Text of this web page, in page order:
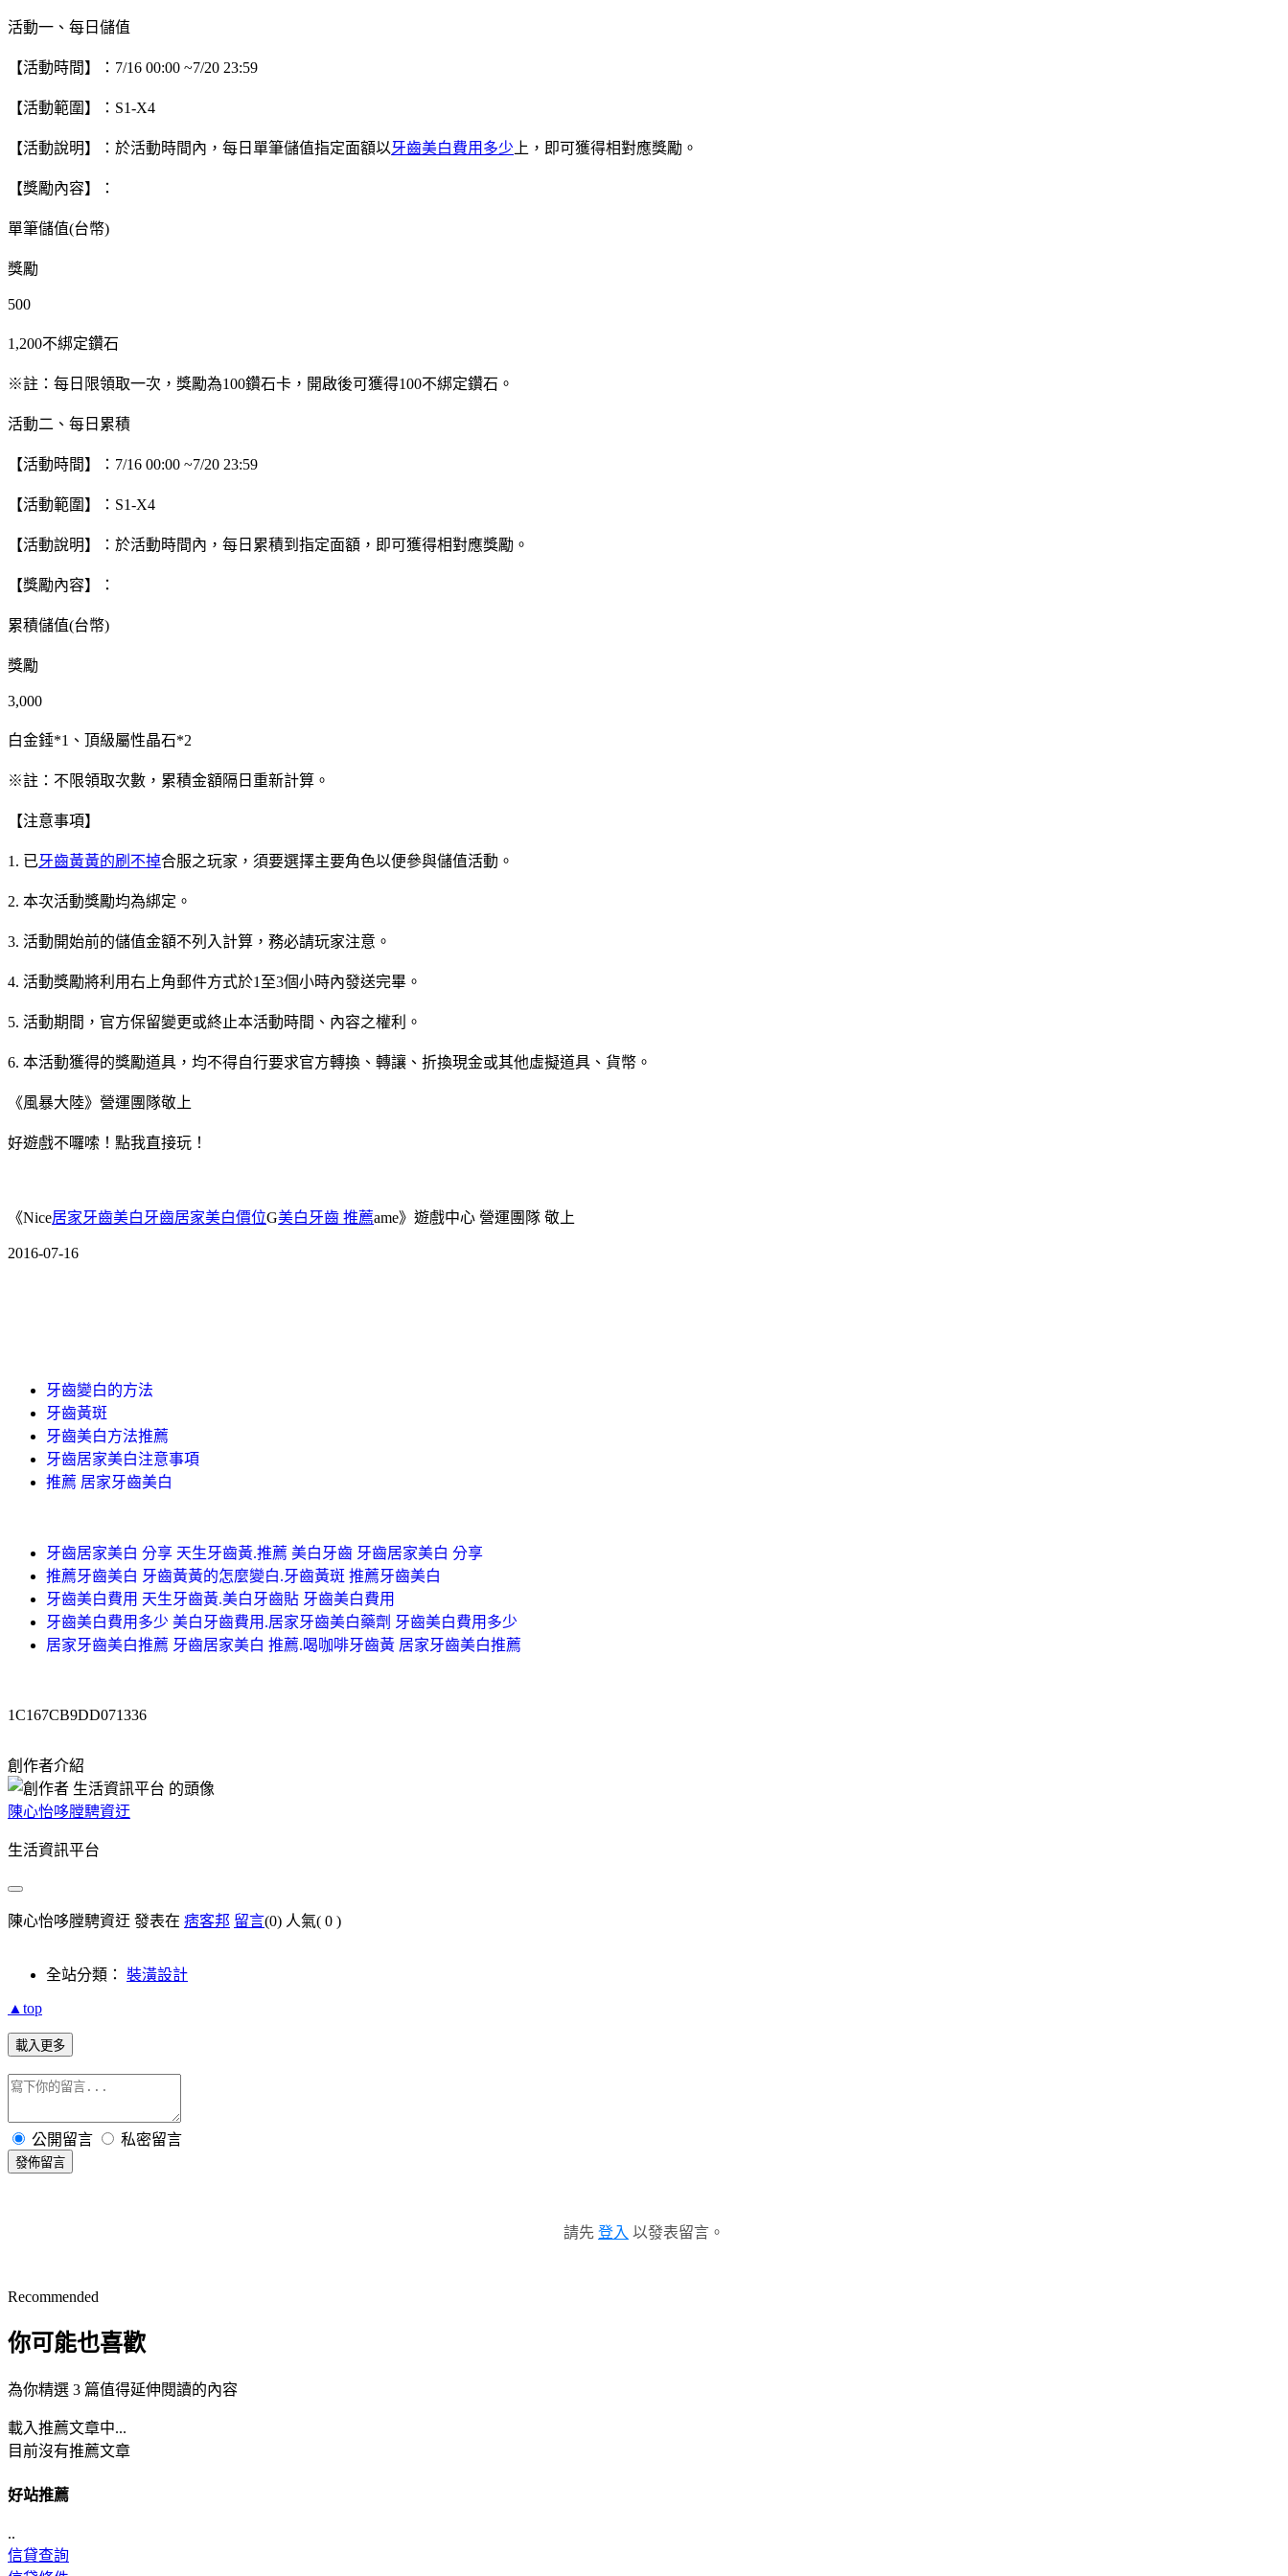
活動一、每日儲值
【活動時間】：7/16 00:00 ~7/20 23:59
【活動範圍】：S1-X4
【活動說明】：於活動時間內，每日單筆儲值指定面額以牙齒美白費用多少 上，即可獲得相對應獎勵。
【獎勵內容】：
單筆儲值(台幣)
獎勵
500
1,200不綁定鑽石
※註：每日限領取一次，獎勵為100鑽石卡，開啟後可獲得100不綁定鑽石。
活動二、每日累積
【活動時間】：7/16 00:00 ~7/20 23:59
【活動範圍】：S1-X4
【活動說明】：於活動時間內，每日累積到指定面額，即可獲得相對應獎勵。
【獎勵內容】：
累積儲值(台幣)
獎勵
3,000
白金錘*1、頂級屬性晶石*2
※註：不限領取次數，累積金額隔日重新計算。
【注意事項】
1. 已牙齒黃黃的刷不掉合服之玩家，須要選擇主要角色以便參與儲值活動。
2. 本次活動獎勵均為綁定。
3. 活動開始前的儲值金額不列入計算，務必請玩家注意。
4. 活動獎勵將利用右上角郵件方式於1至3個小時內發送完畢。
5. 活動期間，官方保留變更或終止本活動時間、內容之權利。
6. 本活動獲得的獎勵道具，均不得自行要求官方轉換、轉讓、折換現金或其他虛擬道具、貨幣。
《風暴大陸》營運團隊敬上
好遊戲不囉嗦！點我直接玩！
《Nice居家牙齒美白 牙齒居家美白價位G美白牙齒 推薦ame》遊戲中心 營運團隊 敬上
2016-07-16
牙齒變白的方法
牙齒黃斑
牙齒美白方法推薦
牙齒居家美白注意事項
推薦 居家牙齒美白
牙齒居家美白 分享 天生牙齒黃.推薦 美白牙齒 牙齒居家美白 分享
推薦牙齒美白 牙齒黃黃的怎麼變白.牙齒黃斑 推薦牙齒美白
牙齒美白費用 天生牙齒黃.美白牙齒貼 牙齒美白費用
牙齒美白費用多少 美白牙齒費用.居家牙齒美白藥劑 牙齒美白費用多少
居家牙齒美白推薦 牙齒居家美白 推薦.喝咖啡牙齒黃 居家牙齒美白推薦
1C167CB9DD071336
創作者介紹
陳心怡哆膛騁資迂
生活資訊平台
陳心怡哆膛騁資迂 發表在 痞客邦 留言(0) 人氣( 0 )
全站分類： 裝潢設計
▲top
載入更多
公開留言 私密留言
發佈留言
請先 登入 以發表留言。
Recommended
你可能也喜歡
為你精選 3 篇值得延伸閱讀的內容
載入推薦文章中...
目前沒有推薦文章
好站推薦
..
信貸查詢